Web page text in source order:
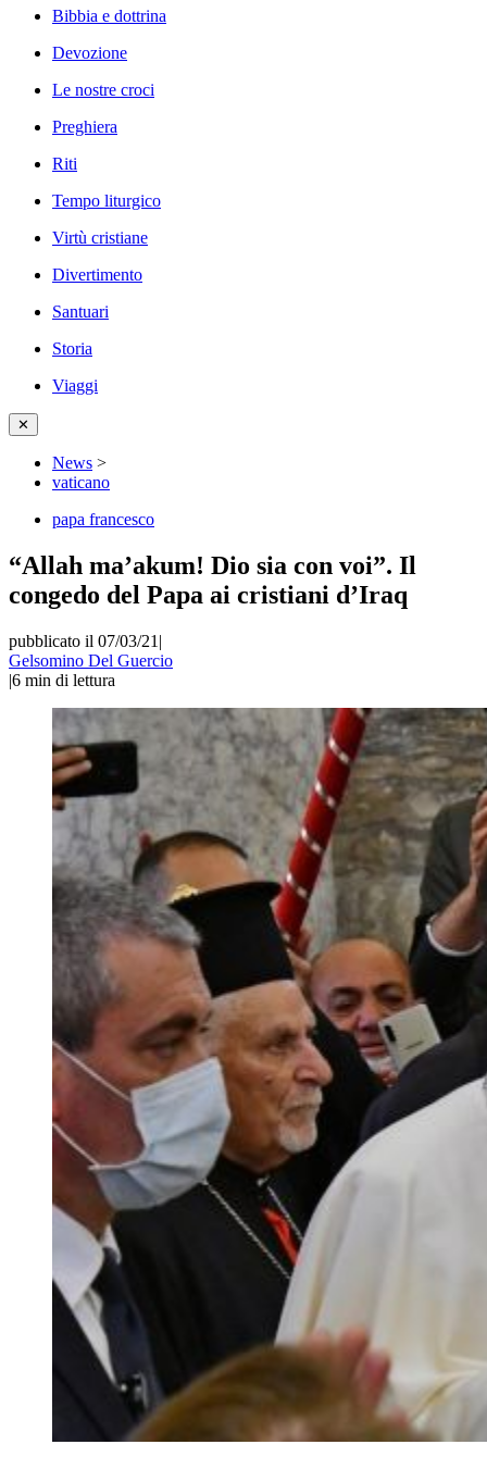
Bibbia e dottrina
Devozione
Le nostre croci
Preghiera
Riti
Tempo liturgico
Virtù cristiane
Divertimento
Santuari
Storia
Viaggi
✕
News >
vaticano
papa francesco
“Allah ma’akum! Dio sia con voi”. Il
congedo del Papa ai cristiani d’Iraq
pubblicato il 07/03/21 |
Gelsomino Del Guercio
|6 min di lettura